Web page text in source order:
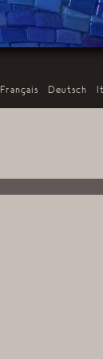
Français Deutsch